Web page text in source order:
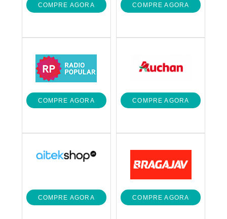
COMPRE AGORA COMPRE AGORA
COMPRE AGORA COMPRE AGORA
COMPRE AGORA COMPRE AGORA